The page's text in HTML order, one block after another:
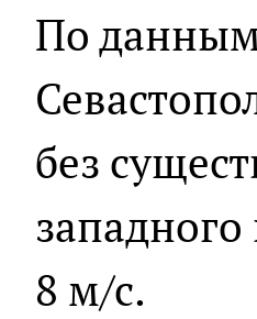
По
без
8 м/с.